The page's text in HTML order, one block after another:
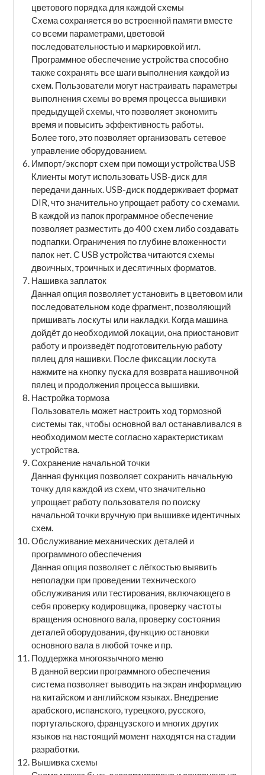
цветового порядка для каждой схемы
Схема сохраняется во встроенной памяти вместе
со всеми параметрами, цветовой
последовательностью и маркировкой игл.
Программное обеспечение устройства способно
также сохранять все шаги выполнения каждой из
схем. Пользователи могут настраивать параметры
выполнения схемы во время процесса вышивки
предыдущей схемы, что позволяет экономить
время и повысить эффективность работы.
Более того, это позволяет организовать сетевое
управление оборудованием.
Импорт/экспорт схем при помощи устройства USB
Клиенты могут использовать USB-диск для
передачи данных. USB-диск поддерживает формат
DIR, что значительно упрощает работу со схемами.
В каждой из папок программное обеспечение
позволяет разместить до 400 схем либо создавать
подпапки. Ограничения по глубине вложенности
папок нет. С USB устройства читаются схемы
двоичных, троичных и десятичных форматов.
Нашивка заплаток
Данная опция позволяет установить в цветовом или
последовательном коде фрагмент, позволяющий
пришивать лоскуты или накладки. Когда машина
дойдёт до необходимой локации, она приостановит
работу и произведёт подготовительную работу
пялец для нашивки. После фиксации лоскута
нажмите на кнопку пуска для возврата нашивочной
пялец и продолжения процесса вышивки.
Настройка тормоза
Пользователь может настроить ход тормозной
системы так, чтобы основной вал останавливался в
необходимом месте согласно характеристикам
устройства.
Сохранение начальной точки
Данная функция позволяет сохранить начальную
точку для каждой из схем, что значительно
упрощает работу пользователя по поиску
начальной точки вручную при вышивке идентичных
схем.
Обслуживание механических деталей и
программного обеспечения
Данная опция позволяет с лёгкостью выявить
неполадки при проведении технического
обслуживания или тестирования, включающего в
себя проверку кодировщика, проверку частоты
вращения основного вала, проверку состояния
деталей оборудования, функцию остановки
основного вала в любой точке и пр.
Поддержка многоязычного меню
В данной версии программного обеспечения
система позволяет выводить на экран информацию
на китайском и английском языках. Внедрение
арабского, испанского, турецкого, русского,
португальского, французского и многих других
языков на настоящий момент находятся на стадии
разработки.
Вышивка схемы